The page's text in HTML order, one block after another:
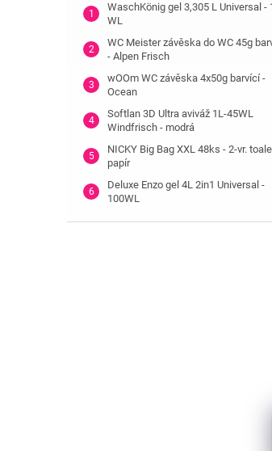
WaschKönig gel 3,305 L Universal -
WL
WC Meister závěska do WC 45g
- Alpen Frisch
wOOm WC závěska 4x50g barvící -
Ocean
Softlan 3D Ultra aviváž 1L-45WL
Windfrisch - modrá
NICKY Big Bag XXL 48ks - 2-vr.
papír
Deluxe Enzo gel 4L 2in1 Universal -
100WL